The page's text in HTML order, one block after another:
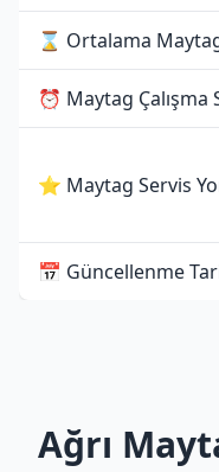
⌛ Ortalama
⏰ Maytag Çalışma
⭐ Maytag Servis
📅 Güncellenme
Ağrı